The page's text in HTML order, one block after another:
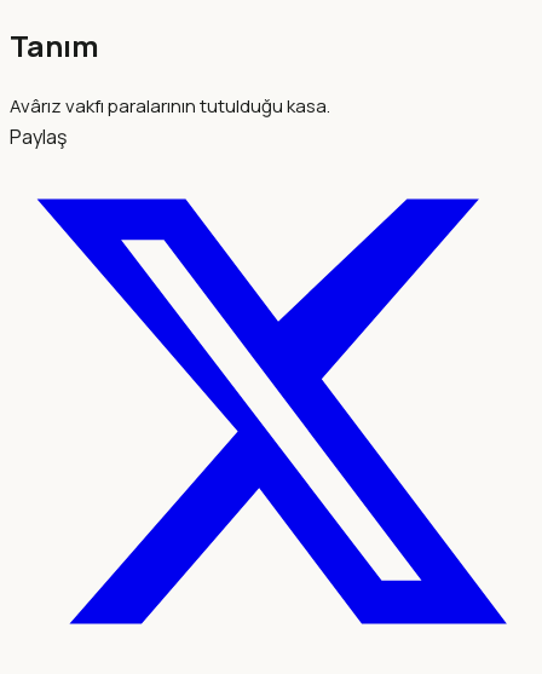
Tanım
Avârız vakfı paralarının tutulduğu kasa.
Paylaş